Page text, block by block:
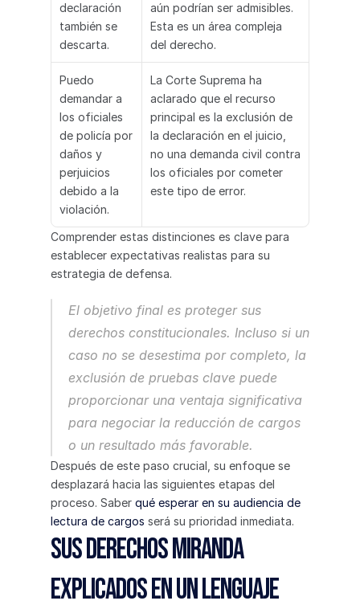
declaración
también se
descarta.
aún podrían ser admisibles.
Esta es un área compleja
del derecho.
Puedo
demandar a
los oficiales
de policía por
daños y
perjuicios
debido a la
violación.
La Corte Suprema ha
aclarado que el recurso
principal es la exclusión de
la declaración en el juicio,
no una demanda civil contra
los oficiales por cometer
este tipo de error.
Comprender estas distinciones es clave para
establecer expectativas realistas para su
estrategia de defensa.
El objetivo final es proteger sus
derechos constitucionales. Incluso si un
caso no se desestima por completo, la
exclusión de pruebas clave puede
proporcionar una ventaja significativa
para negociar la reducción de cargos
o un resultado más favorable.
Después de este paso crucial, su enfoque se
desplazará hacia las siguientes etapas del
proceso. Saber qué esperar en su audiencia de
lectura de cargos será su prioridad inmediata.
Sus derechos Miranda
explicados en un lenguaje